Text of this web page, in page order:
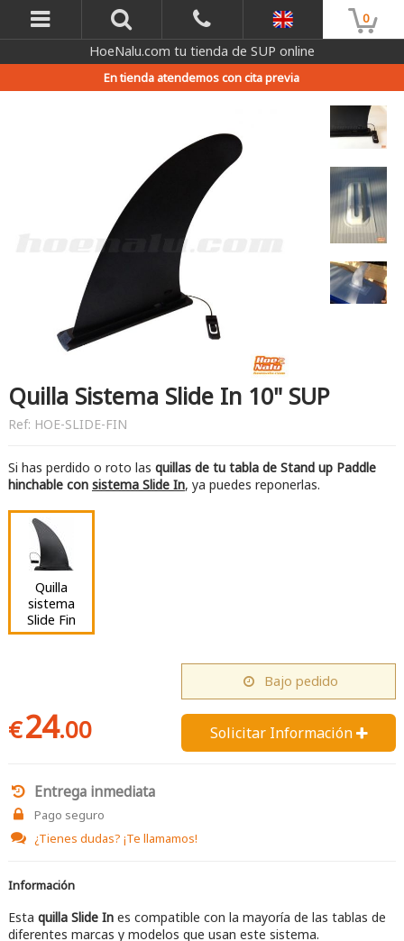
0
HoeNalu.com tu tienda de SUP online
En tienda atendemos con cita previa
Quilla Sistema Slide In 10" SUP
Ref: HOE-SLIDE-FIN
Si has perdido o roto las quillas de tu tabla de Stand up Paddle
hinchable con sistema Slide In, ya puedes reponerlas.
Quilla
sistema
Slide Fin
€24.00
Bajo pedido
Solicitar Información 
Entrega inmediata
Pago seguro
¿Tienes dudas? ¡Te llamamos!
Información
Esta quilla Slide Ines compatible con la mayoría de las tablas de
diferentes marcas y modelos que usan este sistema.